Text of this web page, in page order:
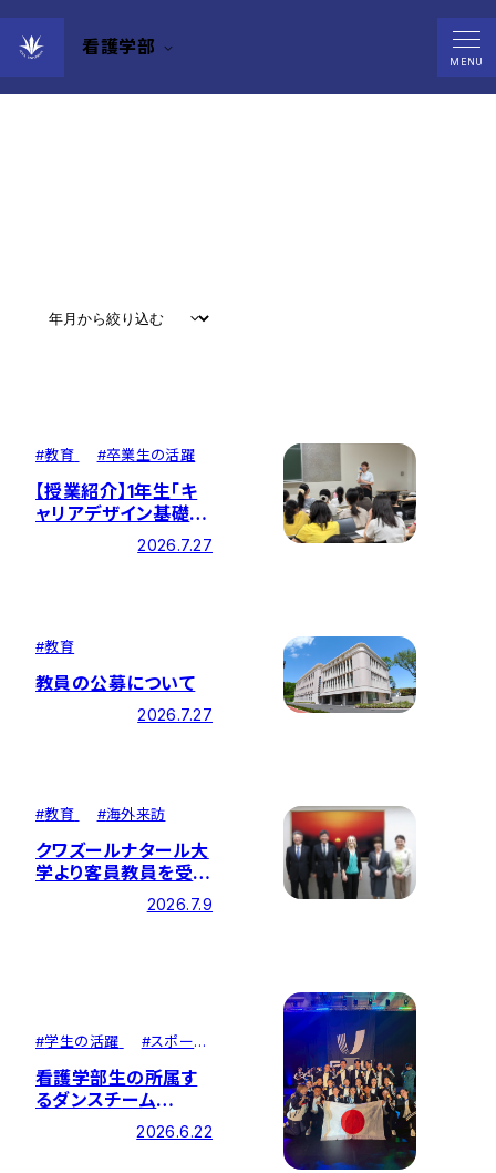
看護学部
MENU
News
#教育 #卒業生の活躍
【授業紹介】1年生「キ
ャリアデザイン基礎」
で卒業生による講演を
開催しました！
2026.7.27
#教育
教員の公募について
2026.7.27
#教育 #海外来訪
クワズールナタール大
学より客員教員を受け
入れ 看護教育にお
ける交流を深めました
2026.7.9
#学生の活躍 #スポー
看護学部生の所属す
るダンスチーム
「SWDC」がチアリー
ディング世界大会で優
2026.6.22